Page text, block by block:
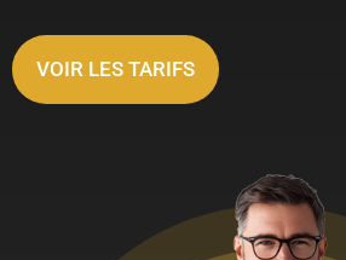
VOIR LES TARIFS